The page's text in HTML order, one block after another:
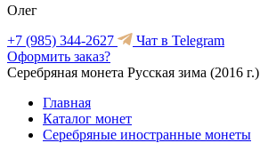
Олег
+7 (985) 344-2627
Чат в Telegram
Оформить заказ?
Серебряная монета Русская зима (2016 г.)
Главная
Каталог монет
Серебряные иностранные монеты